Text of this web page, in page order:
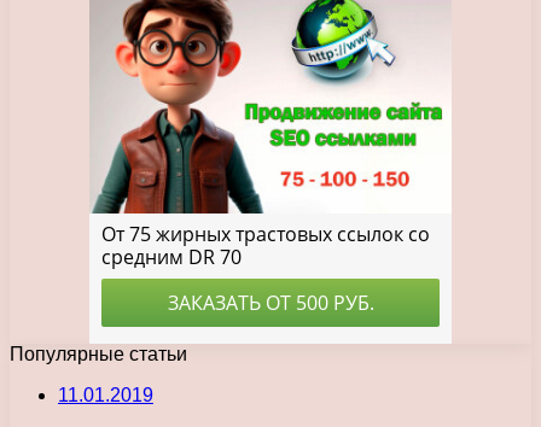
Популярные статьи
11.01.2019